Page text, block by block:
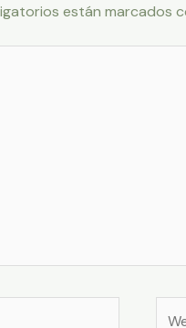
están marcados